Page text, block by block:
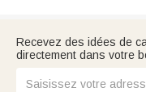
Recevez des idées de
directement dans votre